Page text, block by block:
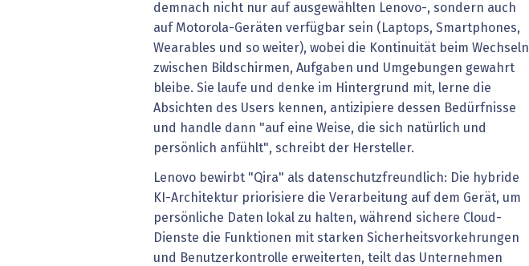
demnach nicht nur auf ausgewählten Lenovo-, sondern auch
auf Motorola-Geräten verfügbar sein (Laptops, Smartphones,
Wearables und so weiter), wobei die Kontinuität beim Wechseln
zwischen Bildschirmen, Aufgaben und Umgebungen gewahrt
bleibe. Sie laufe und denke im Hintergrund mit, lerne die
Absichten des Users kennen, antizipiere dessen Bedürfnisse
und handle dann "auf eine Weise, die sich natürlich und
persönlich anfühlt", schreibt der Hersteller.
Lenovo bewirbt "Qira" als datenschutzfreundlich: Die hybride
KI-Architektur priorisiere die Verarbeitung auf dem Gerät, um
persönliche Daten lokal zu halten, während sichere Cloud-
Dienste die Funktionen mit starken Sicherheitsvorkehrungen
und Benutzerkontrolle erweiterten, teilt das Unternehmen